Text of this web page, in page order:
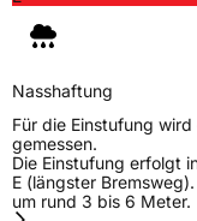
Nasshaftung
Für die Einstufung
gemessen.
Die Einstufung erfolgt
E (längster
um rund 3 bis 6 Meter.